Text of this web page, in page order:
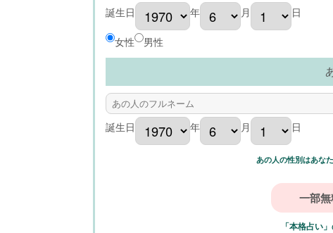
誕生日 年 月 日
女性 男性
誕生日 年 月 日
あの人の性別はあな
「本格占い